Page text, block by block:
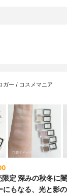
ガー / コスメマニア
定 深みの秋冬に
にもなる、光と影